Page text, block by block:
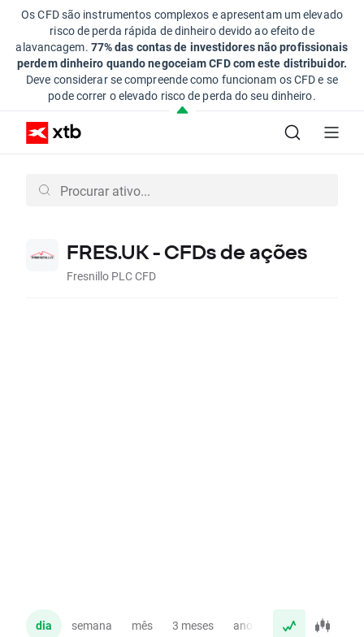
Os CFD são instrumentos complexos e apresentam um elevado
risco de perda rápida de dinheiro devido ao efeito de
alavancagem. 77% das contas de investidores não profissionais
perdem dinheiro quando negoceiam CFD com este distribuidor.
Deve considerar se compreende como funcionam os CFD e se
pode correr o elevado risco de perda do seu dinheiro.
FRES.UK - CFDs de ações
Fresnillo PLC CFD
dia semana mês 3 meses ano